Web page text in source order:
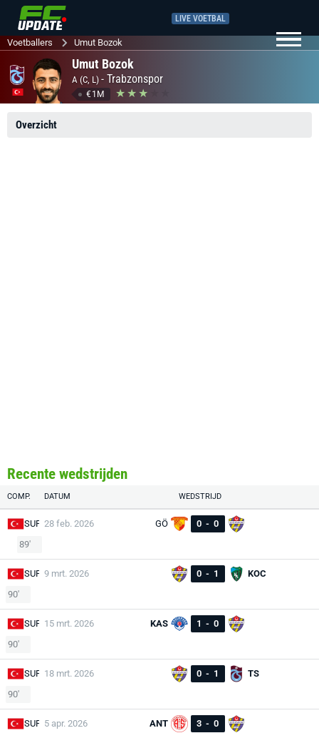
LIVE VOETBAL
Voetballers Umut Bozok
Umut Bozok
A (C, L) - Trabzonspor
€1M
Overzicht
Recente wedstrijden
COMP. DATUM WEDSTRIJD
SUP 28 feb. 2026 GÖ 0 - 0
89'
SUP 9 mrt. 2026 0 - 1
KOC
90'
SUP 15 mrt. 2026 KAS 1 - 0
90'
SUP 18 mrt. 2026 0 - 1
TS
90'
SUP 5 apr. 2026 ANT 3 - 0